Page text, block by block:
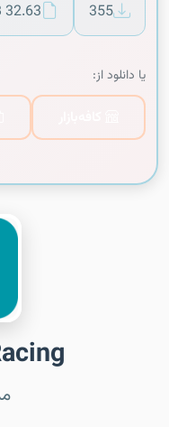
355
32.63 MB
یا دانلود از: